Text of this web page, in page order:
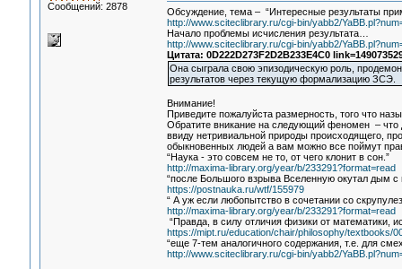
Сообщений: 2878
Обсуждение, тема – “Интересные результаты
http://www.sciteclibrary.ru/cgi-bin/yabb2/
Начало проблемы исчисления результата…
http://www.sciteclibrary.ru/cgi-bin/yabb2/
Цитата: 0D222D273F2D2B233E4C0
Она сыграла свою эпизодическую роль,
результатов через текущую формализацию ЗСЭ.
Внимание!
Приведите пожалуйста размерность, того что
Обратите вникание на следующий феномен – что
ввиду нетривиальной природы происходящего,
обыкновенных людей а вам можно все поймут
“Наука - это совсем не то, от чего клонит в сон.”
http://maxima-library.org/year/b/233291?format=read
“после Большого взрыва Вселенную окутал дым с
https://postnauka.ru/wtf/155979
“ А уж если любопытство в сочетании со
http://maxima-library.org/year/b/233291?format=read
“Правда, в силу отличия физики от математики,
https://mipt.ru/education/chair/philosophy/textbooks/
“еще 7-тем аналогичного содержания, т.е. для
http://www.sciteclibrary.ru/cgi-bin/yabb2/